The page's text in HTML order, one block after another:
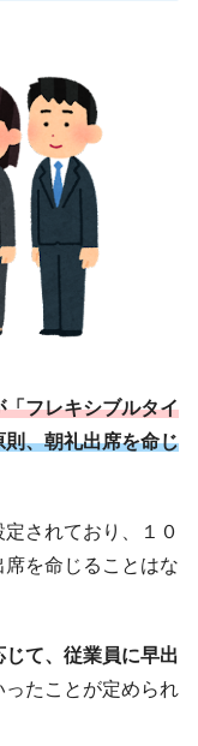
フレキシブルタイ
則、朝礼出席を命じ
されており、１０
を命じることはな
じて、従業員に早出
ったことが定められ